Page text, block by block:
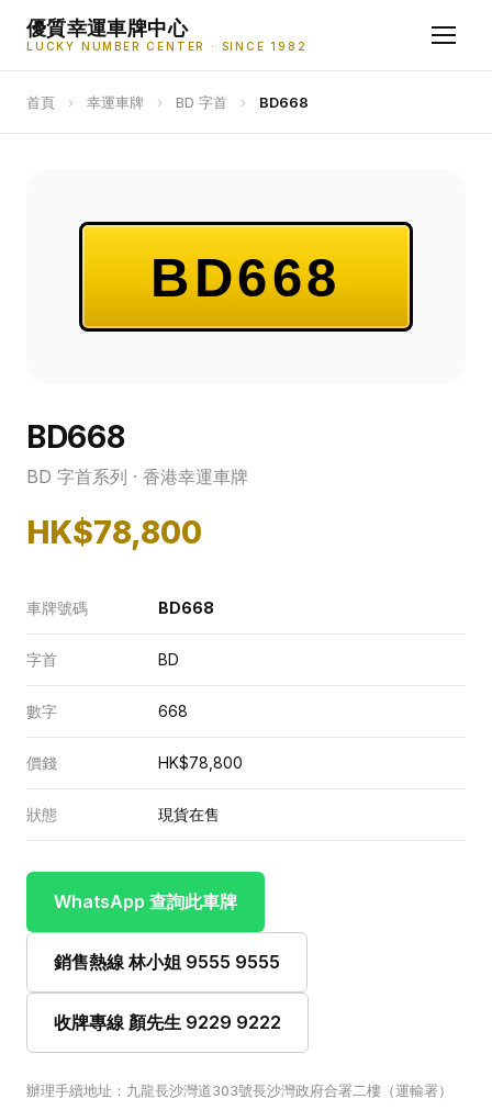
優質幸運車牌中心
LUCKY NUMBER CENTER · SINCE 1982
首頁 › 幸運車牌 › BD 字首 › BD668
BD668
BD668
BD 字首系列 · 香港幸運車牌
HK$78,800
車牌號碼 BD668
字首 BD
數字 668
價錢 HK$78,800
狀態 現貨在售
WhatsApp 查詢此車牌
銷售熱線 林小姐 9555 9555
收牌專線 顏先生 9229 9222
辦理手續地址：九龍長沙灣道303號長沙灣政府合署二樓（運輸署）